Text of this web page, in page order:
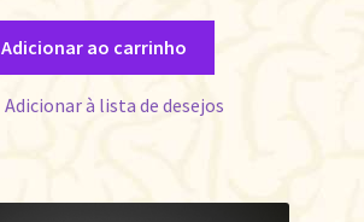
Adicionar ao carrinho
Adicionar à lista de desejos